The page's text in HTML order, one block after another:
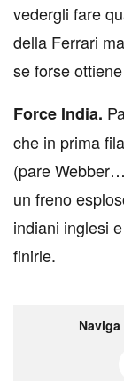
vedergli fare
della Ferrari
se forse
Force India.
che in prima
(pare
un freno
indiani inglesi
finirle.